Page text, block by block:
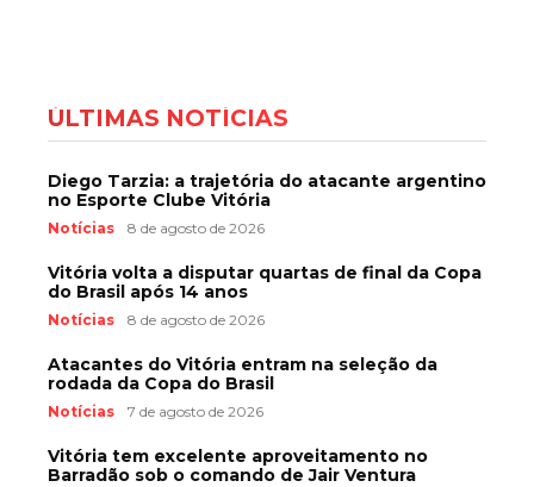
ÚLTIMAS NOTÍCIAS
Diego Tarzia: a trajetória do atacante argentino
no Esporte Clube Vitória
Notícias 8 de agosto de 2026
Vitória volta a disputar quartas de final da Copa
do Brasil após 14 anos
Notícias 8 de agosto de 2026
Atacantes do Vitória entram na seleção da
rodada da Copa do Brasil
Notícias 7 de agosto de 2026
Vitória tem excelente aproveitamento no
Barradão sob o comando de Jair Ventura